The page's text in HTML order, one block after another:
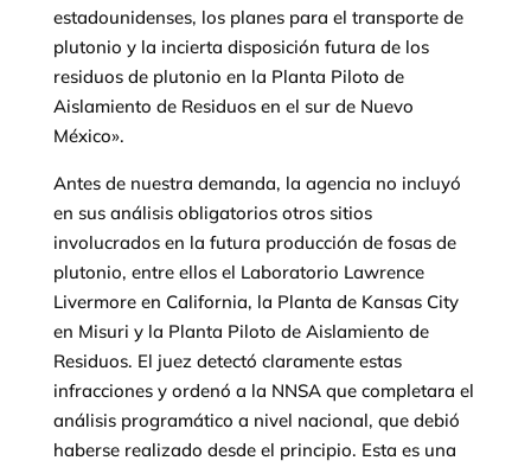
estadounidenses, los planes para el transporte de
plutonio y la incierta disposición futura de los
residuos de plutonio en la Planta Piloto de
Aislamiento de Residuos en el sur de Nuevo
México».
Antes de nuestra demanda, la agencia no incluyó
en sus análisis obligatorios otros sitios
involucrados en la futura producción de fosas de
plutonio, entre ellos el Laboratorio Lawrence
Livermore en California, la Planta de Kansas City
en Misuri y la Planta Piloto de Aislamiento de
Residuos. El juez detectó claramente estas
infracciones y ordenó a la NNSA que completara el
análisis programático a nivel nacional, que debió
haberse realizado desde el principio. Esta es una